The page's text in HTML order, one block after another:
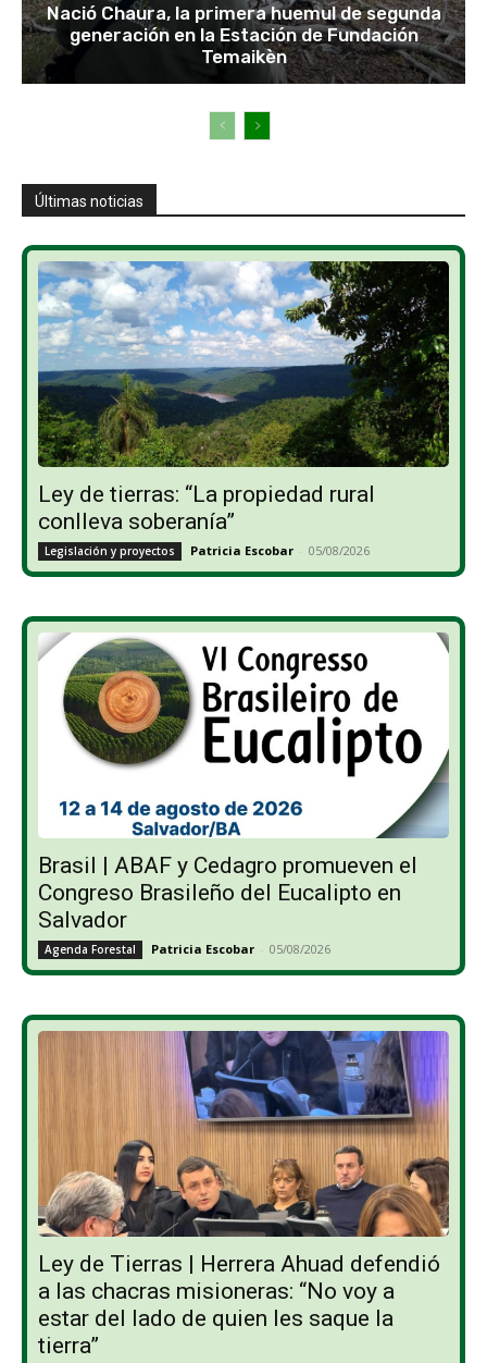
Nació Chaura, la primera huemul de segunda
generación en la Estación de Fundación
Temaikèn
Últimas noticias
Ley de tierras: “La propiedad rural
conlleva soberanía”
Legislación y proyectos Patricia Escobar - 05/08/2026
Brasil | ABAF y Cedagro promueven el
Congreso Brasileño del Eucalipto en
Salvador
Agenda Forestal Patricia Escobar - 05/08/2026
Ley de Tierras | Herrera Ahuad defendió
a las chacras misioneras: “No voy a
estar del lado de quien les saque la
tierra”